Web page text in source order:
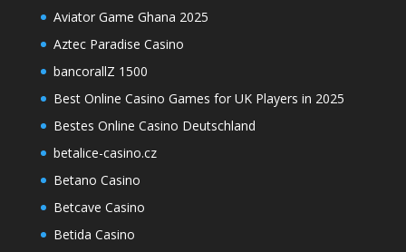
Aviator Game Ghana 2025
Aztec Paradise Casino
bancorallZ 1500
Best Online Casino Games for UK Players in 2025
Bestes Online Casino Deutschland
betalice-casino.cz
Betano Casino
Betcave Casino
Betida Casino